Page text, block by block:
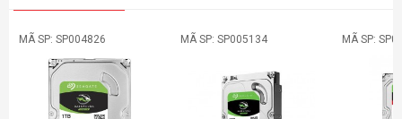
MÃ SP: SP004826 MÃ SP: SP005134 MÃ SP: